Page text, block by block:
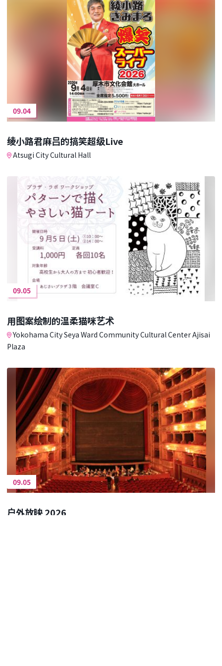
09.04
绫小路君麻吕的搞笑超级Live
Atsugi City Cultural Hall
09.05
用图案绘制的温柔猫咪艺术
Yokohama City Seya Ward Community Cultural Center Ajisai
Plaza
09.05
户外放映 2026